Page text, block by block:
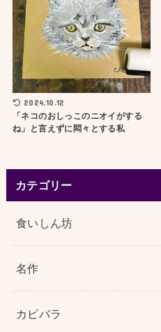
2024.10.12
「ネコのおしっこのニオイがする
ね」と言えずに悶々とする私
カテゴリー
食いしん坊
名作
カピバラ